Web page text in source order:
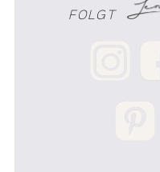
FOLGT